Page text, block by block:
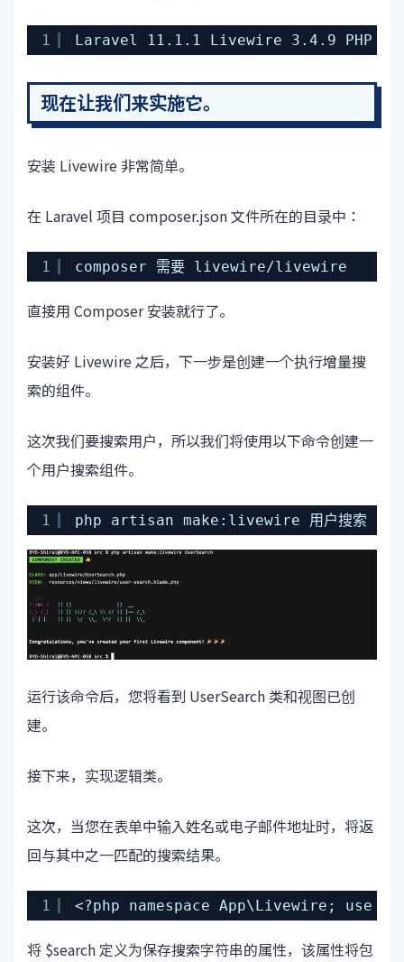
1 Laravel 11.1.1 Livewire 3.4.9 PHP
现在让我们来实施它。
安装 Livewire 非常简单。
在 Laravel 项目 composer.json 文件所在的目录中：
1 composer 需要 livewire/livewire
直接用 Composer 安装就行了。
安装好 Livewire 之后，下一步是创建一个执行增量搜
索的组件。
这次我们要搜索用户，所以我们将使用以下命令创建一
个用户搜索组件。
1 php artisan make:livewire 用户搜索
运行该命令后，您将看到 UserSearch 类和视图已创
建。
接下来，实现逻辑类。
这次，当您在表单中输入姓名或电子邮件地址时，将返
回与其中之一匹配的搜索结果。
1 <?php namespace App\Livewire; use
将 $search 定义为保存搜索字符串的属性，该属性将包